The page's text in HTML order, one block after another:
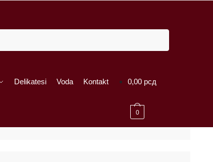
Delikatesi Voda Kontakt 0,00 рсд
0